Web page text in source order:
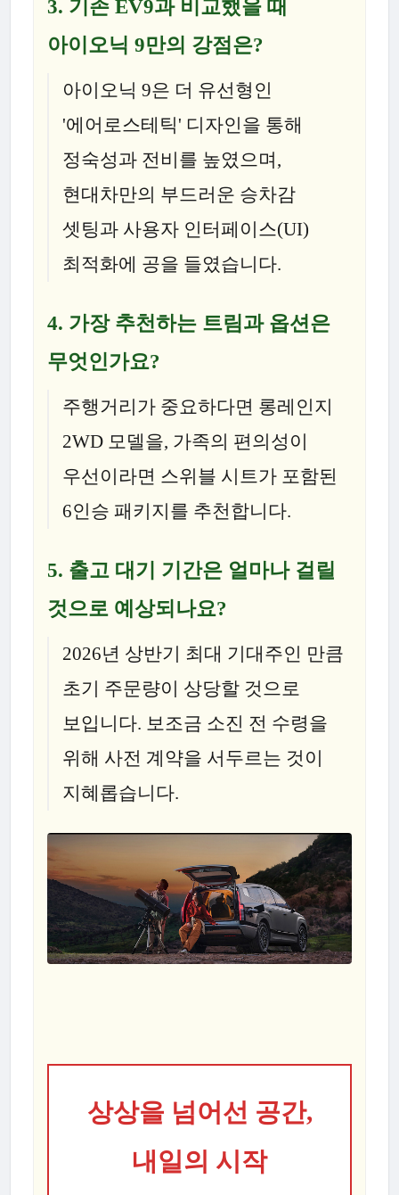
3. 기존 EV9과 비교했을 때
아이오닉 9만의 강점은?
아이오닉 9은 더 유선형인
'에어로스테틱' 디자인을 통해
정숙성과 전비를 높였으며,
현대차만의 부드러운 승차감
셋팅과 사용자 인터페이스(UI)
최적화에 공을 들였습니다.
4. 가장 추천하는 트림과 옵션은
무엇인가요?
주행거리가 중요하다면 롱레인지
2WD 모델을, 가족의 편의성이
우선이라면 스위블 시트가 포함된
6인승 패키지를 추천합니다.
5. 출고 대기 기간은 얼마나 걸릴
것으로 예상되나요?
2026년 상반기 최대 기대주인 만큼
초기 주문량이 상당할 것으로
보입니다. 보조금 소진 전 수령을
위해 사전 계약을 서두르는 것이
지혜롭습니다.
상상을 넘어선 공간,
내일의 시작